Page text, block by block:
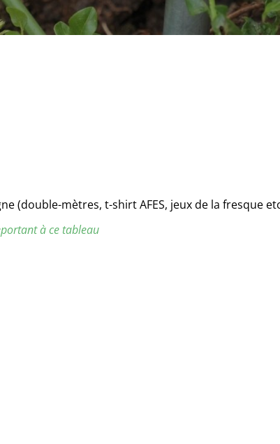
(double-mètres, t-shirt AFES, jeux de la fresque
à ce tableau